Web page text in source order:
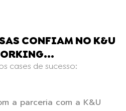
CONFIAM NO K&U
cases de sucesso:
a parceria com a K&U